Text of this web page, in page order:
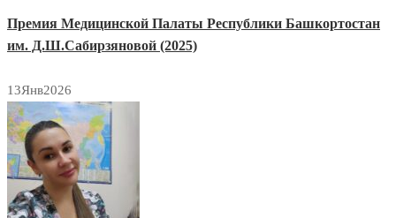
Премия Медицинской Палаты Республики Башкортостан
им. Д.Ш.Сабирзяновой (2025)
13Янв2026